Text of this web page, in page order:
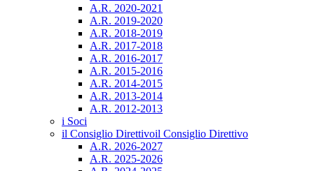
A.R. 2020-2021
A.R. 2019-2020
A.R. 2018-2019
A.R. 2017-2018
A.R. 2016-2017
A.R. 2015-2016
A.R. 2014-2015
A.R. 2013-2014
A.R. 2012-2013
i Soci
il Consiglio Direttivoil Consiglio Direttivo
A.R. 2026-2027
A.R. 2025-2026